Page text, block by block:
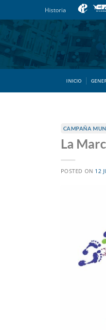
al
contenido
Historia
INICIO
CAMPAÑA
La
POSTED ON 12